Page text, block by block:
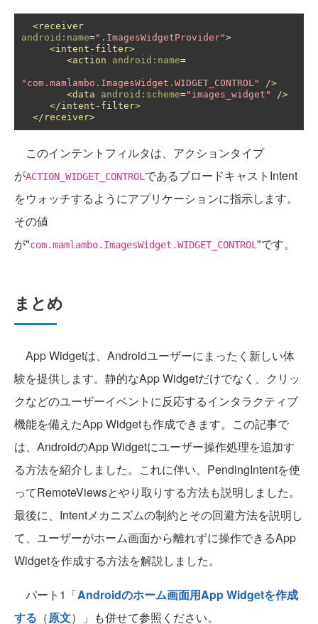
<receiver
android:name=".ImagesWidgetProvider">
<intent-filter>
<action
android:name=
"com.mamlambo.ImagesWidget.WIDGET_CONTROL"
/>
<data
android:scheme="images_widget"
/>
</intent-filter>
</receiver>
このインテントフィルタは、アクションタイプ
がACTION_WIDGET_CONTROLであるブロードキャストIntent
をウォッチするようにアプリケーションに指示します。
その値
が"com.mamlambo.ImagesWidget.WIDGET_CONTROL"です。
まとめ
App Widgetは、Androidユーザーにまったく新しい体
験を提供します。静的なApp Widgetだけでなく、クリッ
クなどのユーザーイベントに反応するインタラクティブ
機能を備えたApp Widgetも作成できます。この記事で
は、AndroidのApp Widgetにユーザー操作処理を追加す
る方法を紹介しました。これに伴い、PendingIntentを使
ってRemoteViewsとやり取りする方法も説明しました。
最後に、Intentメカニズムの制約とその回避方法を説明し
て、ユーザーがホーム画面から離れずに操作できるApp
Widgetを作成する方法を解説しました。
パート1「Androidのホーム画面用App Widgetを作成
する （原文）」も併せて参照ください。